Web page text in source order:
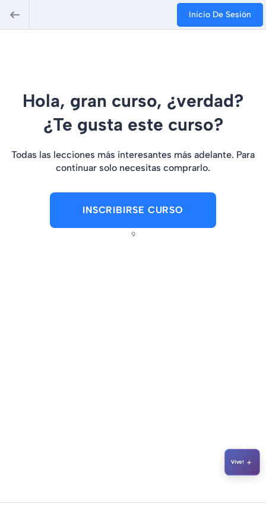
Inicio De Sesión
Hola, gran curso, ¿verdad?
¿Te gusta este curso?
Todas las lecciones más interesantes más adelante. Para
continuar solo necesitas comprarlo.
INSCRIBIRSE CURSO
9
Vivo! +